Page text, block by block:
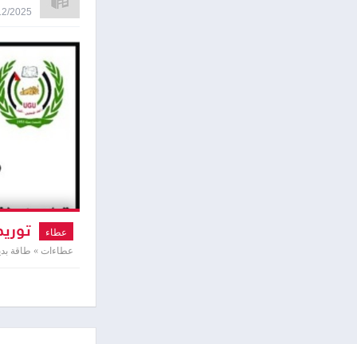
22/12/2025
عطاء
عطاءات » طاقة